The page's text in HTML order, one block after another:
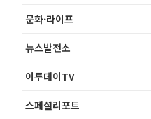
문화·라이프
뉴스발전소
이투데이TV
스페셜리포트